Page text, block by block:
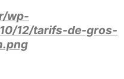
wp-
12/tarifs-de-gros-